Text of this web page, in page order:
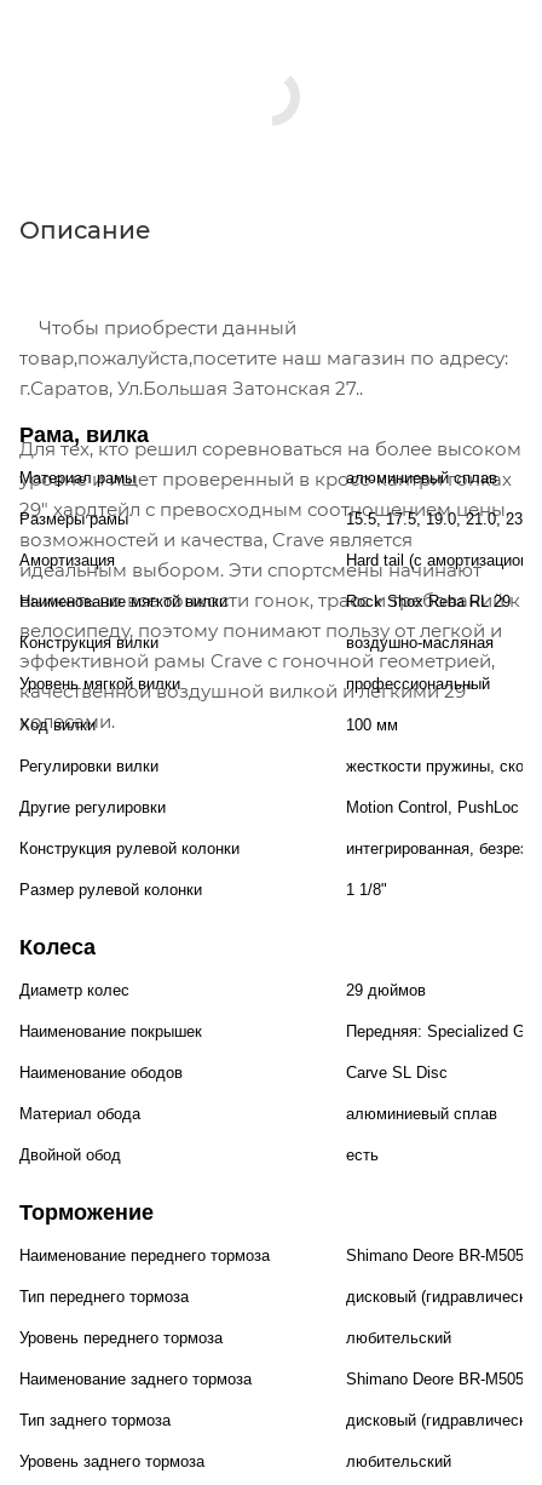
Описание
Чтобы приобрести данный
товар,пожалуйста,посетите наш магазин по адресу:
г.Саратов, Ул.Большая Затонская 27..
Для тех, кто решил соревноваться на более высоком
уровне и ищет проверенный в кросс-кантри гонках
29" хардтейл с превосходным соотношением цены,
возможностей и качества, Crave является
идеальным выбором. Эти спортсмены начинают
вникать во все тонкости гонок, трасс и требований к
велосипеду, поэтому понимают пользу от легкой и
эффективной рамы Crave с гоночной геометрией,
качественной воздушной вилкой и легкими 29"
колесами.
Рама, вилка
Материал рамы алюминиевый сплав
Размеры рамы 15.5, 17.5, 19.0, 21.0,
Амортизация Hard tail (с
Наименование мягкой вилки Rock Shox Reba RL 29
Конструкция вилки воздушно-масляная
Уровень мягкой вилки профессиональный
Ход вилки 100 мм
Регулировки вилки жесткости пружины,
Другие регулировки Motion Control, PushLoc
Конструкция рулевой колонки интегрированная,
Размер рулевой колонки 1 1/8"
Колеса
Диаметр колес 29 дюймов
Наименование покрышек Передняя: Specialized
Наименование ободов Carve SL Disc
Материал обода алюминиевый сплав
Двойной обод есть
Торможение
Наименование переднего тормоза Shimano Deore BR-M505,
Тип переднего тормоза дисковый
Уровень переднего тормоза любительский
Наименование заднего тормоза Shimano Deore BR-M505,
Тип заднего тормоза дисковый
Уровень заднего тормоза любительский